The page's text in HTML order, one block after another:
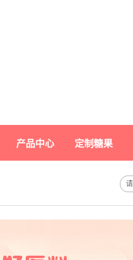
产品中心 定制糖果